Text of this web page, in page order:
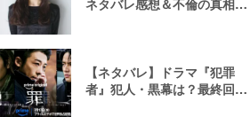
ネタバレ感想＆不倫の真相や
【ネタバレ】ドラマ『犯罪
者』犯人・黒幕は？最終回ラ